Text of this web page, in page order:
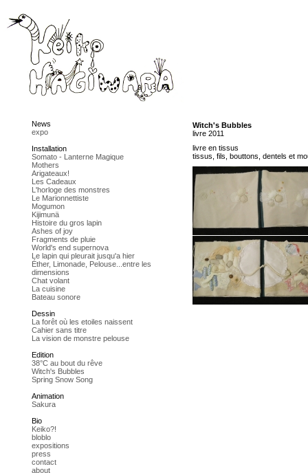
News
expo
Installation
Somato - Lanterne Magique
Mothers
Arigateaux!
Les Cadeaux
L'horloge des monstres
Le Marionnettiste
Mogumon
Kijimunä
Histoire du gros lapin
Ashes of joy
Fragments de pluie
World's end supernova
Le lapin qui pleurait jusqu'a hier
Éther, Limonade, Pelouse...entre les
dimensions
Chat volant
La cuisine
Bateau sonore
Dessin
La forêt où les etoiles naissent
Cahier sans titre
La vision de monstre pelouse
Edition
38°C au bout du rêve
Witch's Bubbles
Spring Snow Song
Animation
Sakura
Bio
Keiko?!
bloblo
expositions
press
contact
about
Witch's Bubbles
livre 2011
livre en tissus
tissus, fils, bouttons, dentels et